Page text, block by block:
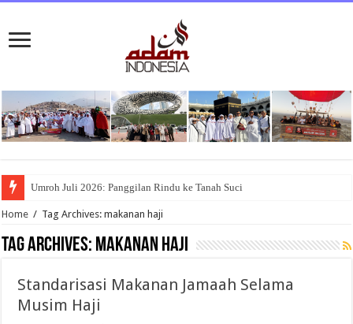
Umroh Juli 2026: Panggilan Rindu ke Tanah Suci
Home / Tag Archives: makanan haji
Tag Archives: makanan haji
Standarisasi Makanan Jamaah Selama
Musim Haji